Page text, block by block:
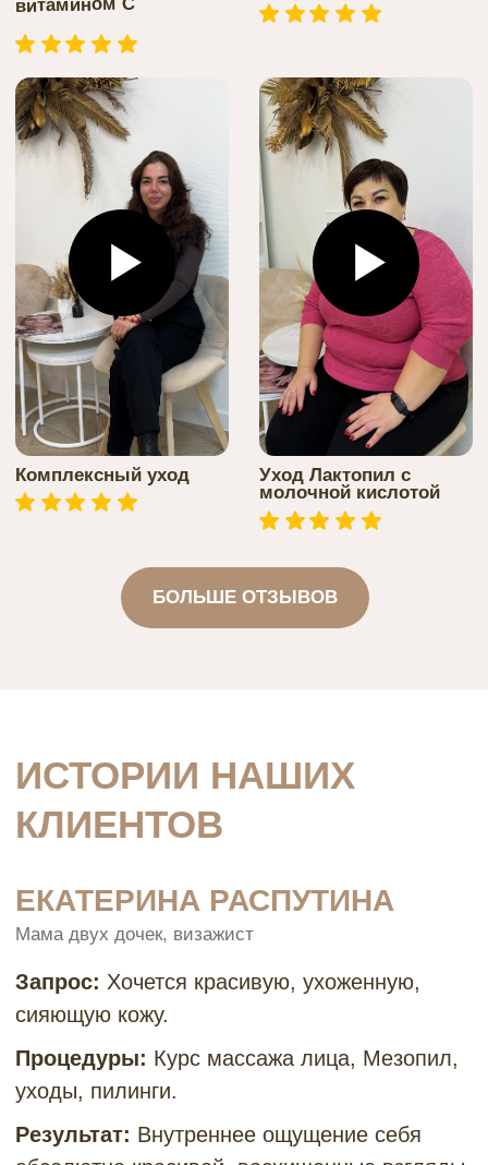
5.0
5.0
СДЕЛАЛИ МОЛОЖЕ
И СЧАСТЛИВЕЕ
БОЛЕЕ 9.000
КЛИЕНТОВ
Пермь, ул. Островского 49
с 9:00 до 21:00
КОНТАКТЫ